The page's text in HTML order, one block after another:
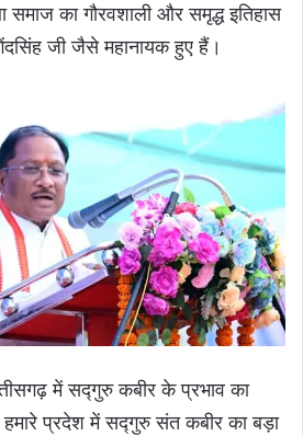
समाज का गौरवशाली और समृद्ध इतिहास
जी जैसे महानायक हुए हैं।
में सद्गुरु कबीर के प्रभाव का
प्रदेश में सद्गुरु संत कबीर का बड़ा